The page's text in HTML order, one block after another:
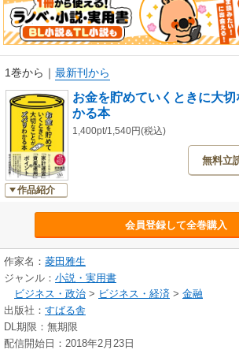
1巻から ｜ 最新刊から
作品紹介
お金を貯めていくときに大
かる本
1,400pt/1,540円(税込)
無料立
会員登録して全巻購入
作家名： 菱田雅生
ジャンル： 小説・実用書
ビジネス・政治 > ビジネス・経済 > 金融
出版社： すばる舎
DL期限：無期限
配信開始日：2018年2月23日